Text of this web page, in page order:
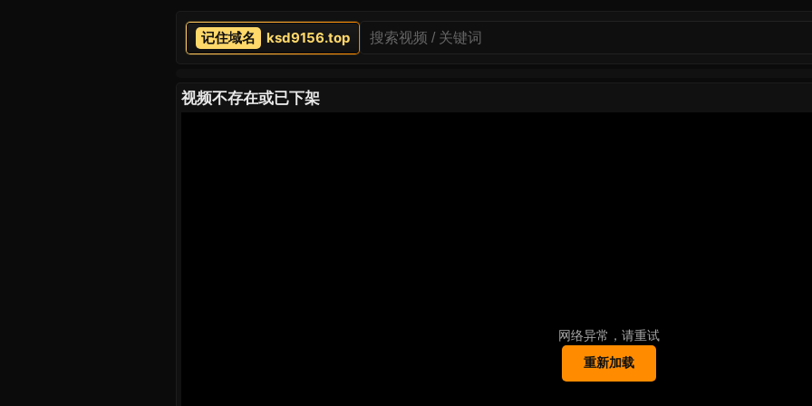
ksd9156.top
视频不存在或已下架
网络异常，请重试
重新加载